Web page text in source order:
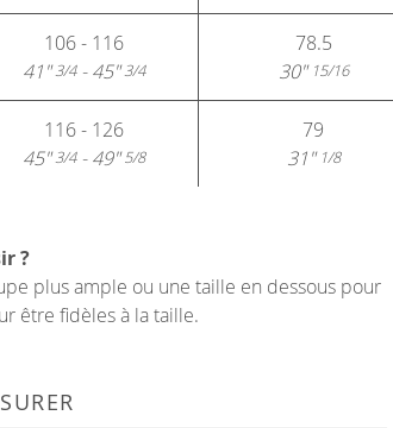
106 - 116
41"3/4- 45"3/4
78.5
30"15/16
116 - 126
45"3/4- 49"5/8
79
31"1/8
?
plus ample ou une taille en dessous pour
être fidèles à la taille.